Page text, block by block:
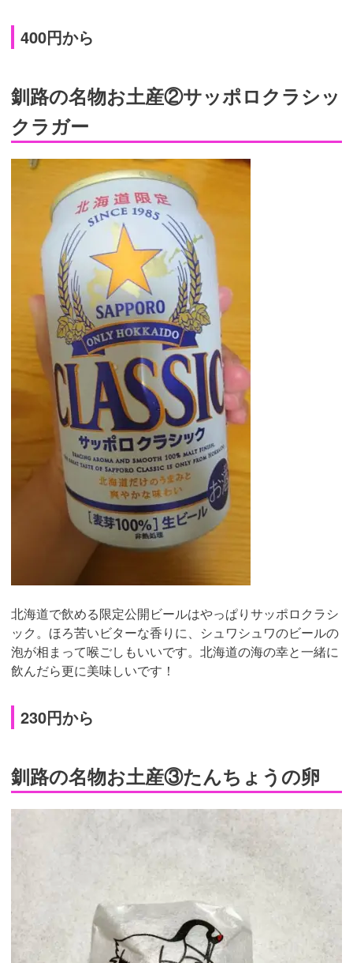
400円から
釧路の名物お土産②サッポロクラシッ
クラガー
北海道で飲める限定公開ビールはやっぱりサッポロクラシ
ック。ほろ苦いビターな香りに、シュワシュワのビールの
泡が相まって喉ごしもいいです。北海道の海の幸と一緒に
飲んだら更に美味しいです！
230円から
釧路の名物お土産③たんちょうの卵